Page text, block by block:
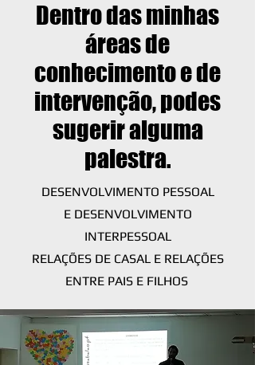
Dentro das minhas
áreas de
conhecimento e de
intervenção, podes
sugerir alguma
palestra.
DESENVOLVIMENTO PESSOAL
E DESENVOLVIMENTO
INTERPESSOAL
RELAÇÕES DE CASAL E RELAÇÕES
ENTRE PAIS E FILHOS